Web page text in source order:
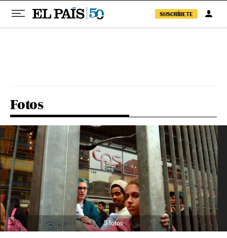
SUSCRÍBETE
Fotos
5 fotos